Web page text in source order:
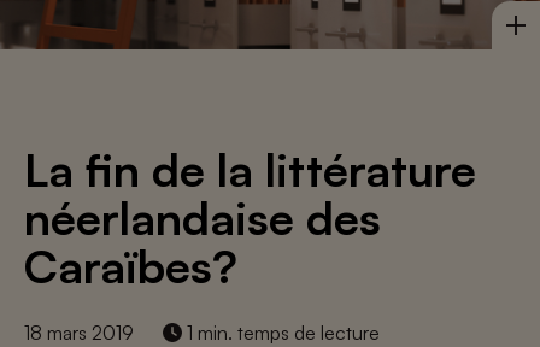
La fin de la littérature
néerlandaise des
Caraïbes?
18 mars 2019 1 min. temps de lecture